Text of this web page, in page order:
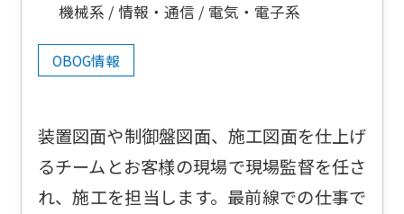
機械系 情報・通信 電気・電子系
OBOG情報
装置図面や制御盤図面、施工図面を仕上げ
るチームとお客様の現場で現場監督を任さ
れ、施工を担当します。最前線での仕事で